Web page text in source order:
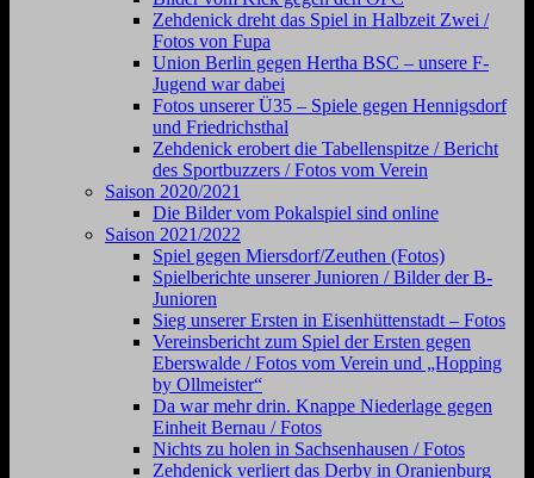
Zehdenick dreht das Spiel in Halbzeit Zwei /
Fotos von Fupa
Union Berlin gegen Hertha BSC – unsere F-
Jugend war dabei
Fotos unserer Ü35 – Spiele gegen Hennigsdorf
und Friedrichsthal
Zehdenick erobert die Tabellenspitze / Bericht
des Sportbuzzers / Fotos vom Verein
Saison 2020/2021
Die Bilder vom Pokalspiel sind online
Saison 2021/2022
Spiel gegen Miersdorf/Zeuthen (Fotos)
Spielberichte unserer Junioren / Bilder der B-
Junioren
Sieg unserer Ersten in Eisenhüttenstadt – Fotos
Vereinsbericht zum Spiel der Ersten gegen
Eberswalde / Fotos vom Verein und „Hopping
by Ollmeister“
Da war mehr drin. Knappe Niederlage gegen
Einheit Bernau / Fotos
Nichts zu holen in Sachsenhausen / Fotos
Zehdenick verliert das Derby in Oranienburg